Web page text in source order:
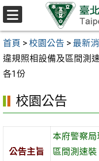
跳至主要內容區
首頁 > 校園公告 > 最新
違規照相設備及區間測
各1份
校園公告
公告主旨
本府警察
區間測速
選
單